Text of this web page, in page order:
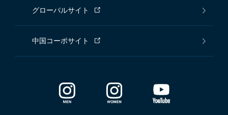
グローバルサイト
中国コーポサイト